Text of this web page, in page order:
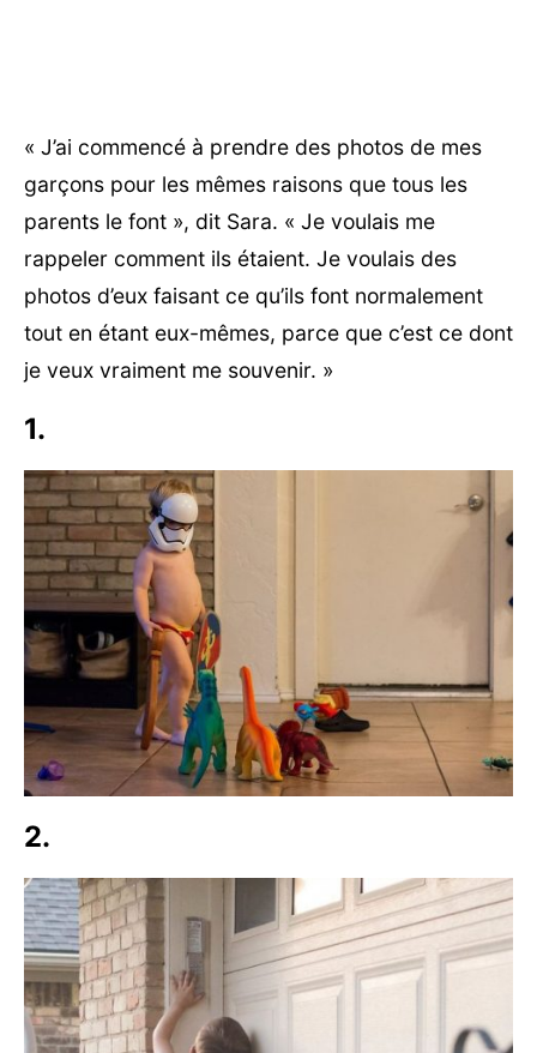
« J’ai commencé à prendre des photos de mes
garçons pour les mêmes raisons que tous les
parents le font », dit Sara. « Je voulais me
rappeler comment ils étaient. Je voulais des
photos d’eux faisant ce qu’ils font normalement
tout en étant eux-mêmes, parce que c’est ce dont
je veux vraiment me souvenir. »
1.
2.